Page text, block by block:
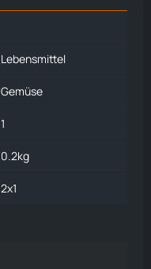
Lebensmittel
Gemüse
1
0.2kg
2x1